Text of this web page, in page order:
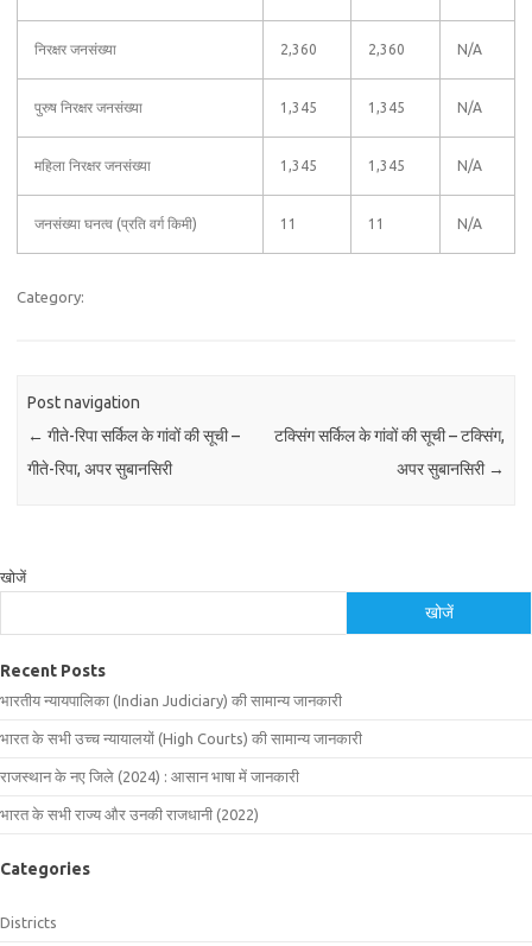
निरक्षर जनसंख्या 2,360 2,360 N/A
पुरुष निरक्षर जनसंख्या 1,345 1,345 N/A
महिला निरक्षर जनसंख्या 1,345 1,345 N/A
जनसंख्या घनत्व (प्रति वर्ग किमी) 11 11 N/A
Category:
Post navigation
← गीते-रिपा सर्किल के गांवों की सूची –
गीते-रिपा, अपर सुबानसिरी
टक्सिंग सर्किल के गांवों की सूची – टक्सिंग,
अपर सुबानसिरी →
खोजें
खोजें
Recent Posts
भारतीय न्यायपालिका (Indian Judiciary) की सामान्य जानकारी
भारत के सभी उच्च न्यायालयों (High Courts) की सामान्य जानकारी
राजस्थान के नए जिले (2024) : आसान भाषा में जानकारी
भारत के सभी राज्य और उनकी राजधानी (2022)
Categories
Districts